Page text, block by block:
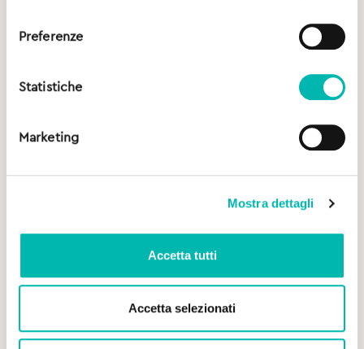
Preferenze
Statistiche
Marketing
Mostra dettagli
Accetta tutti
Accetta selezionati